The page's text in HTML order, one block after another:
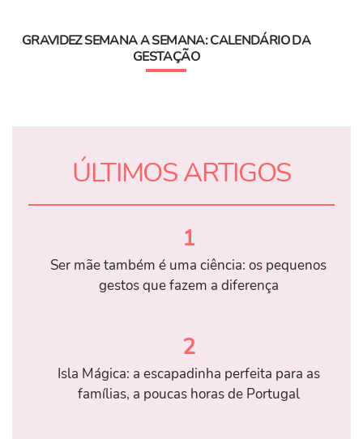
GRAVIDEZ SEMANA A SEMANA: CALENDÁRIO DA
GESTAÇÃO
ÚLTIMOS ARTIGOS
1
Ser mãe também é uma ciência: os pequenos
gestos que fazem a diferença
2
Isla Mágica: a escapadinha perfeita para as
famílias, a poucas horas de Portugal